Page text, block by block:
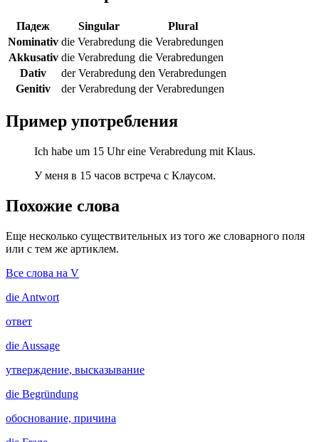
Падеж Singular
Plural
Nominativ die Verabredung die Verabredungen
Akkusativ die Verabredung die Verabredungen
Dativ
der Verabredung den Verabredungen
Genitiv
der Verabredung der Verabredungen
Пример употребления
Ich habe um 15 Uhr eine Verabredung mit Klaus.
У меня в 15 часов встреча с Клаусом.
Похожие слова
Еще несколько существительных из того же словарного поля
или с тем же артиклем.
Все слова на V
die Antwort
ответ
die Aussage
утверждение, высказывание
die Begründung
обоснование, причина